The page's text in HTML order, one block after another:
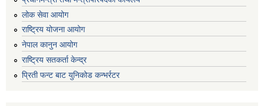
लोक सेवा आयोग
राष्ट्रिय योजना आयोग
नेपाल कानुन आयोग
राष्ट्रिय सतकर्ता केन्द्र
प्रिती फन्ट बाट युनिकोड कन्भर्रटर